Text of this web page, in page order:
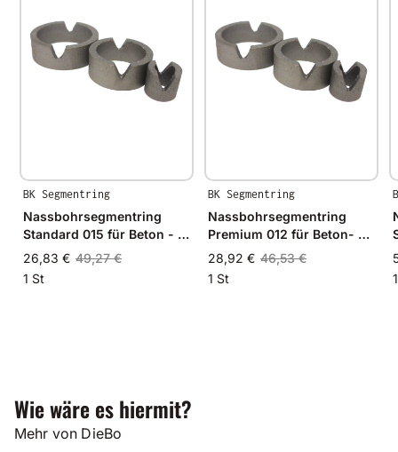
BK Segmentring
Nassbohrsegmentring
Standard 015 für Beton - Ø
25mm - 25/20mm
26,83 € 49,27 €
1 St
BK Segmentring
Nassbohrsegmentring
Premium 012 für Beton- Ø
30mm - 30/25mm
28,92 € 46,53 €
1 St
Wie wäre es hiermit?
Mehr von DieBo